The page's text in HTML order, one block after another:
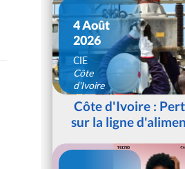
4 Août
2026
CIE
Côte
d'Ivoire
Côte d'Ivoire :
sur la ligne